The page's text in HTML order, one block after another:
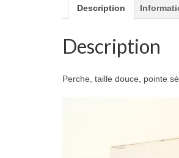
Description
Description
Perche, taille douce, pointe